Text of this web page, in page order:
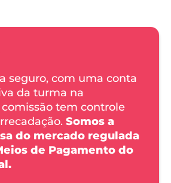
seguro, com uma conta
da turma na
tem controle
Somos a
do mercado regulada
de Pagamento do